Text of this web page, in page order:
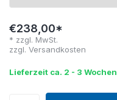
€238,00*
* zzgl. MwSt.
zzgl. Versandkosten
Lieferzeit ca. 2 - 3 Wochen